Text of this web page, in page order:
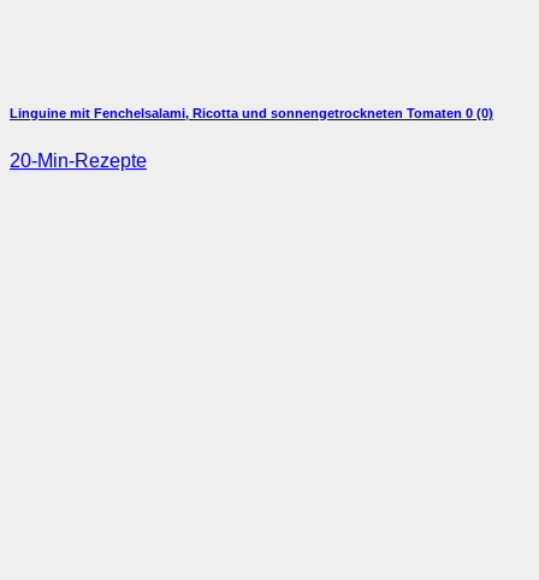
Linguine mit Fenchelsalami, Ricotta und sonnengetrockneten Tomaten 0 (0)
20-Min-Rezepte